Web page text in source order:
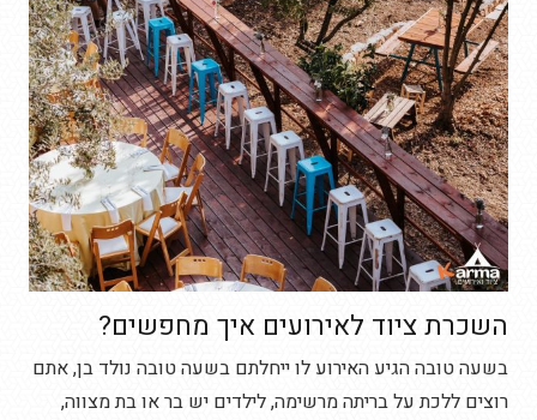
השכרת ציוד לאירועים איך מחפשים?
בשעה טובה הגיע האירוע לו ייחלתם בשעה טובה נולד בן, אתם
רוצים ללכת על בריתה מרשימה, לילדים יש בר או בת מצווה,